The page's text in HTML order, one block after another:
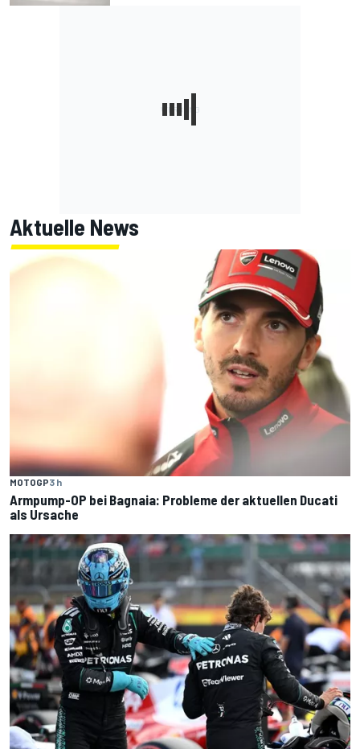
Aktuelle News
MOTOGP3 h
Armpump-OP bei Bagnaia: Probleme der aktuellen Ducati
als Ursache